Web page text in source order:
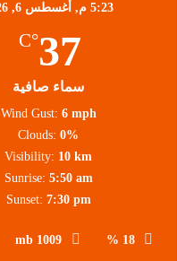
5:23 م, أغسطس 6, 2026
37
°C
سماء صافية
18 %
1009 mb
Wind Gust: 6 mph
Clouds: 0%
Visibility: 10 km
Sunrise: 5:50 am
Sunset: 7:30 pm